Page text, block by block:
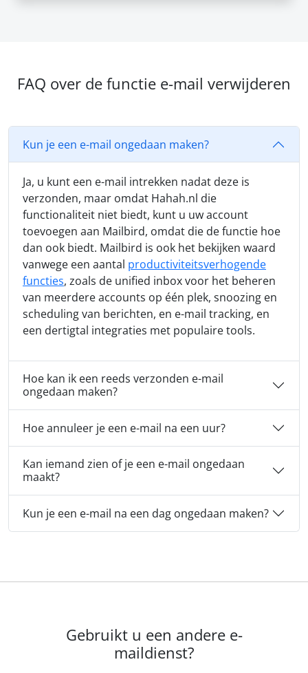
FAQ over de functie e-mail verwijderen
Kun je een e-mail ongedaan maken?
Ja, u kunt een e-mail intrekken nadat deze is
verzonden, maar omdat Hahah.nl die
functionaliteit niet biedt, kunt u uw account
toevoegen aan Mailbird, omdat die de functie hoe
dan ook biedt. Mailbird is ook het bekijken waard
vanwege een aantal productiviteitsverhogende
functies, zoals de unified inbox voor het beheren
van meerdere accounts op één plek, snoozing en
scheduling van berichten, en e-mail tracking, en
een dertigtal integraties met populaire tools.
Hoe kan ik een reeds verzonden e-mail
ongedaan maken?
Hoe annuleer je een e-mail na een uur?
Kan iemand zien of je een e-mail ongedaan
maakt?
Kun je een e-mail na een dag ongedaan maken?
Gebruikt u een andere e-
maildienst?